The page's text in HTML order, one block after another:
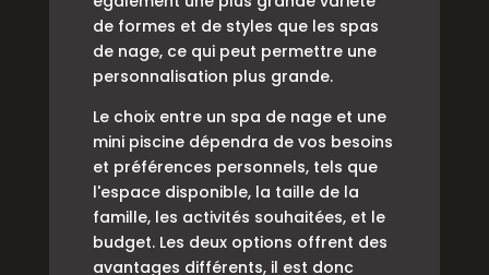
de formes et de styles que les spas
de nage, ce qui peut permettre une
personnalisation plus grande.
Le choix entre un spa de nage et une
mini piscine dépendra de vos besoins
et préférences personnels, tels que
l'espace disponible, la taille de la
famille, les activités souhaitées, et le
budget. Les deux options offrent des
avantages différents, il est donc